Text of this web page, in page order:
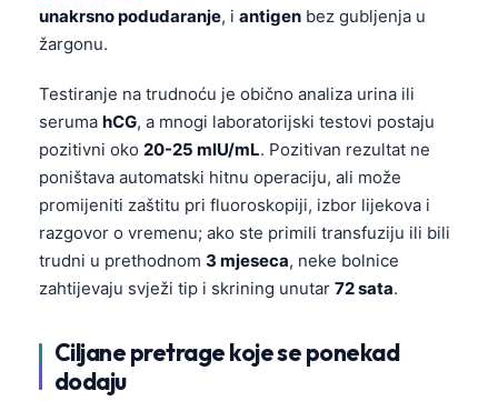
unakrsno podudaranje, i antigen bez gubljenja u
žargonu.
Testiranje na trudnoću je obično analiza urina ili
seruma hCG, a mnogi laboratorijski testovi postaju
pozitivni oko 20-25 mIU/mL. Pozitivan rezultat ne
poništava automatski hitnu operaciju, ali može
promijeniti zaštitu pri fluoroskopiji, izbor lijekova i
razgovor o vremenu; ako ste primili transfuziju ili bili
trudni u prethodnom 3 mjeseca, neke bolnice
zahtijevaju svježi tip i skrining unutar 72 sata.
Ciljane pretrage koje se ponekad
dodaju
Tagalog
ไทย
ភាសាខ្មែរ
Kiswahili
አማርኛ
Українська
O‘zbekcha
Català
Suomi